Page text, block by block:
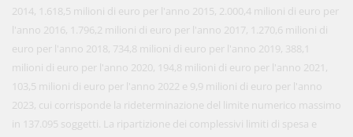
2014, 1.618,5 milioni di euro per l'anno 2015, 2.000,4 milioni di euro per
l'anno 2016, 1.796,2 milioni di euro per l'anno 2017, 1.270,6 milioni di
euro per l'anno 2018, 734,8 milioni di euro per l'anno 2019, 388,1
milioni di euro per l'anno 2020, 194,8 milioni di euro per l'anno 2021,
103,5 milioni di euro per l'anno 2022 e 9,9 milioni di euro per l'anno
2023, cui corrisponde la rideterminazione del limite numerico massimo
in 137.095 soggetti. La ripartizione dei complessivi limiti di spesa e